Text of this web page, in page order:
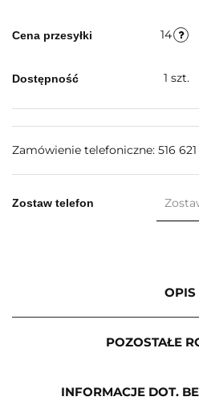
Cena przesyłki 14
Dostępność 1 szt.
Zamówienie telefoniczne: 516 621
Zostaw telefon
OPIS
POZOSTAŁE
INFORMACJE DOT.